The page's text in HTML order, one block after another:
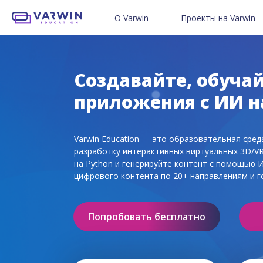
О Varwin Проекты на Varwin
Мы в соцсетях
VR в образовании
3D/VR в школах и ДО
Истории успеха с Varwin
Создайте свой VR-проект
Отправить свой проект в
Создавайте,
приложения с ИИ
Varwin Education — это образовательная
разработку интерактивных виртуальных 3D/
на Python и генерируйте контент с
цифрового контента по 20+ направлениям и
Попробовать бесплатно